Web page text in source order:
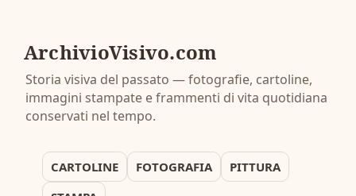
ArchivioVisivo.com
Storia visiva del passato — fotografie, cartoline,
immagini stampate e frammenti di vita quotidiana
conservati nel tempo.
CARTOLINE FOTOGRAFIA
PITTURA